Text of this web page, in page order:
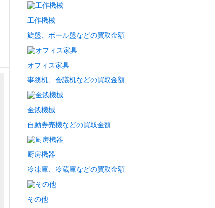
工作機械
旋盤、ボール盤などの買取金額
オフィス家具
事務机、会議机などの買取金額
金銭機械
自動券売機などの買取金額
厨房機器
冷凍庫、冷蔵庫などの買取金額
その他